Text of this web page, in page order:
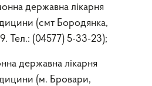
державна лікарня
(смт Бородянка,
Тел.: (04577) 5-33-23);
державна лікарня
(м. Бровари,